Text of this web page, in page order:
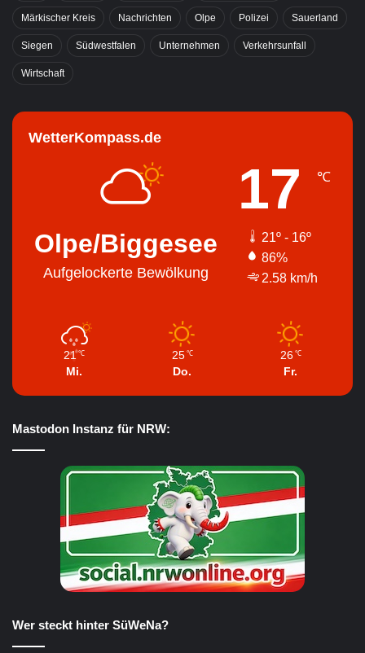
Märkischer Kreis Nachrichten Olpe Polizei Sauerland
Siegen Südwestfalen Unternehmen Verkehrsunfall
Wirtschaft
WetterKompass.de
Olpe/Biggesee
Aufgelockerte Bewölkung
17 ℃
21º - 16º
86%
2.58 km/h
21 ℃
Mi.
25 ℃
Do.
26 ℃
Fr.
Mastodon Instanz für NRW:
Wer steckt hinter SüWeNa?